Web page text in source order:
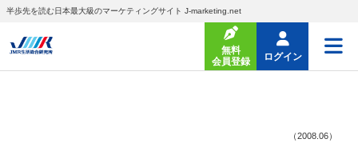
半歩先を読む日本最大級のマーケティングサイト J-marketing.net
無料
会員登録
ログイン
（2008.06）